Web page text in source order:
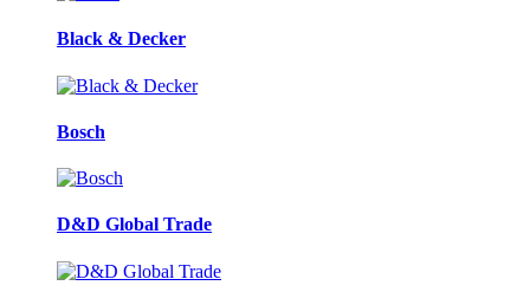
Black & Decker
Bosch
D&D Global Trade